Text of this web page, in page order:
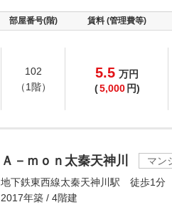
部屋番号(階) 賃料 (管理費等)
102
（1階）
5.5 万円
(5,000 円)
Ａ－ｍｏｎ太秦天神川
マン
地下鉄東西線太秦天神川駅 徒歩1分
2017年築 / 4階建